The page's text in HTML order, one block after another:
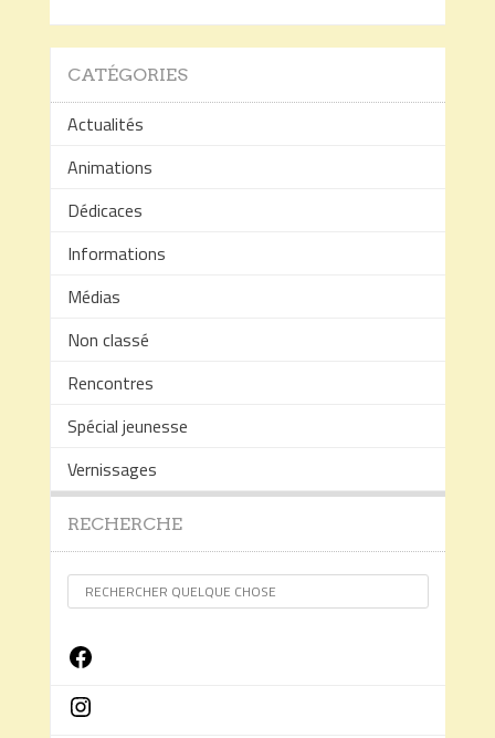
CATÉGORIES
Actualités
Animations
Dédicaces
Informations
Médias
Non classé
Rencontres
Spécial jeunesse
Vernissages
RECHERCHE